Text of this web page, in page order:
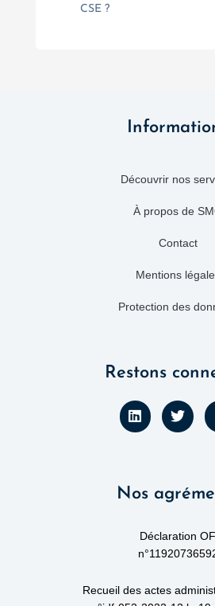
CSE ?
Découvrir nos
À propos de
Contact
Mentions
Protection des
Restons
L
i
n
i
T
w
i
r
Nos
Déclaration OF
Recueil des actes